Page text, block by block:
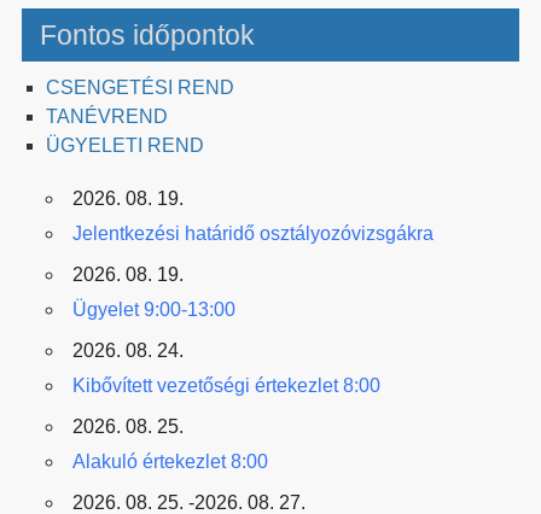
Fontos időpontok
CSENGETÉSI REND
TANÉVREND
ÜGYELETI REND
2026. 08. 19.
Jelentkezési határidő osztályozóvizsgákra
2026. 08. 19.
Ügyelet 9:00-13:00
2026. 08. 24.
Kibővített vezetőségi értekezlet 8:00
2026. 08. 25.
Alakuló értekezlet 8:00
2026. 08. 25. -2026. 08. 27.